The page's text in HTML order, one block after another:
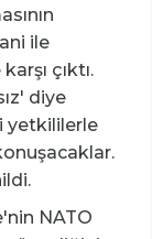
ile
çıktı.
diye
yetkililerle
NATO